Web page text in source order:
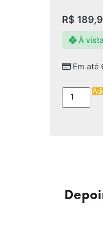
R$
Em até
À vista